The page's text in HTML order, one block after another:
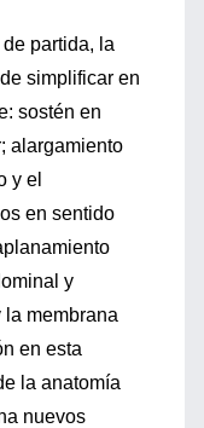
partida, la
simplificar en
sostén en
alargamiento
y el
en sentido
y
la membrana
en esta
la anatomía
nuevos